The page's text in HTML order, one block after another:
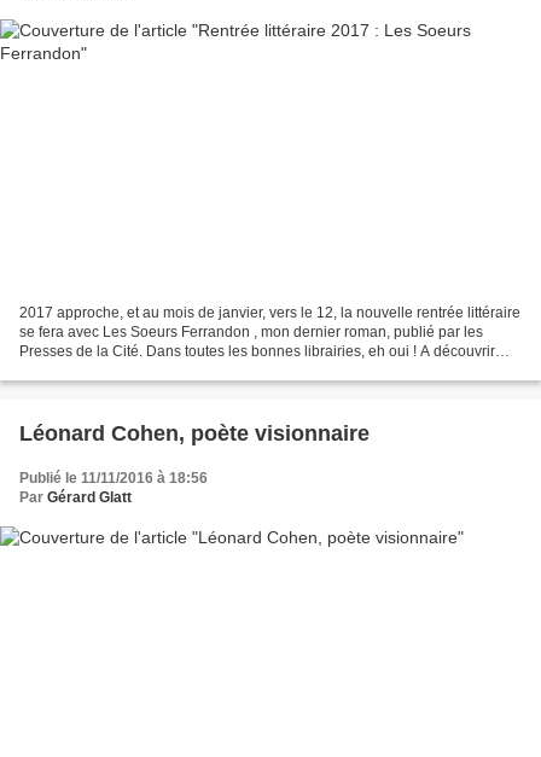
2017 approche, et au mois de janvier, vers le 12, la nouvelle rentrée littéraire
se fera avec Les Soeurs Ferrandon , mon dernier roman, publié par les
Presses de la Cité. Dans toutes les bonnes librairies, eh oui ! A découvrir
Léonard Cohen, poète visionnaire
Publié le 11/11/2016 à 18:56
Par Gérard Glatt